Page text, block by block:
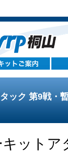
ック 第9戦・
キット